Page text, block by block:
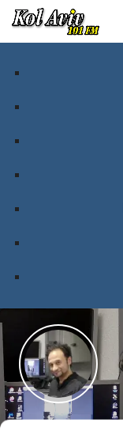
ARCHIVES